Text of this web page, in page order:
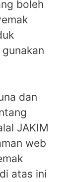
boleh
dan
JAKIM
web
atas ini